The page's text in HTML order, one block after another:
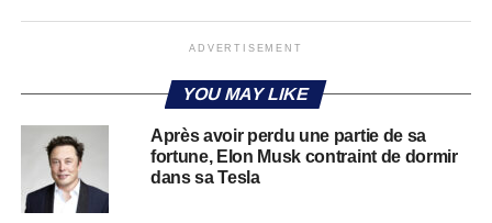
ADVERTISEMENT
YOU MAY LIKE
Après avoir perdu une partie de sa
fortune, Elon Musk contraint de dormir
dans sa Tesla